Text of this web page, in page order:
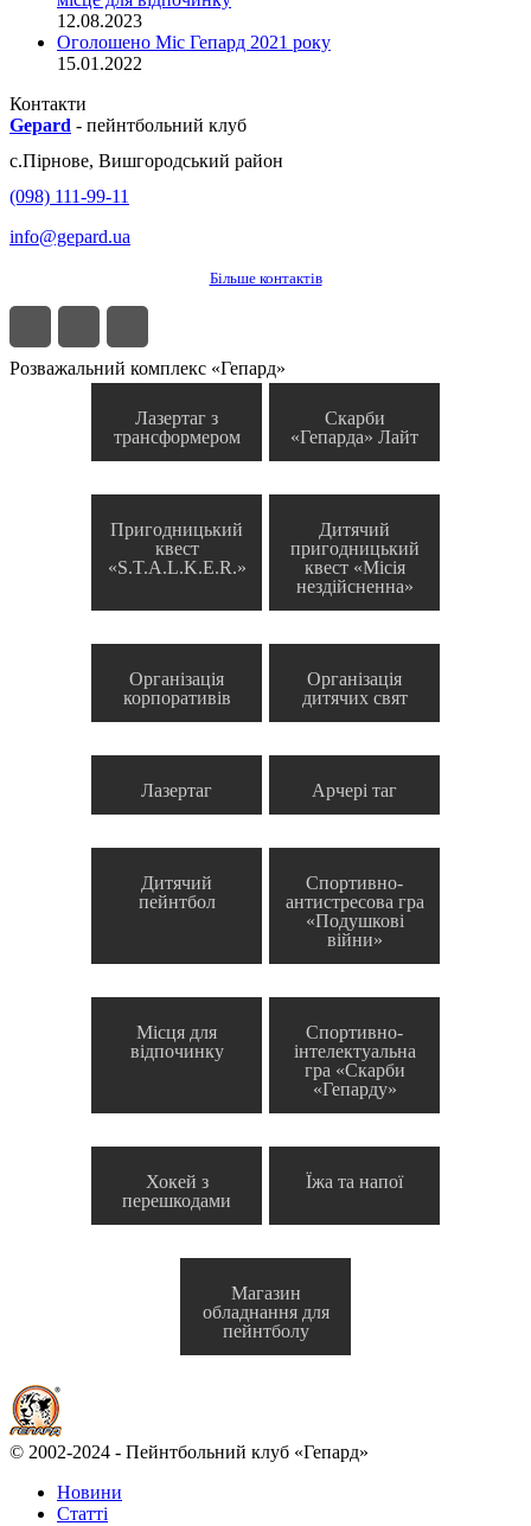
12.08.2023
Оголошено Міс Гепард 2021 року
15.01.2022
Контакти
Gepard - пейнтбольний клуб
с.Пірнове, Вишгородський район
(098) 111-99-11
info@gepard.ua
Більше контактів
Розважальний комплекс «Гепард»
Лазертаг з
трансформером
Скарби
«Гепарда» Лайт
Пригодницький
квест
«S.T.A.L.K.E.R.»
Дитячий
пригодницький
квест «Місія
нездійсненна»
Організація
корпоративів
Організація
дитячих свят
Лазертаг Арчері таг
Дитячий
пейнтбол
Спортивно-
антистресова гра
«Подушкові
війни»
Місця для
відпочинку
Спортивно-
інтелектуальна
гра «Скарби
«Гепарду»
Хокей з
перешкодами
Їжа та напої
Магазин
обладнання для
пейнтболу
© 2002-2024 - Пейнтбольний клуб «Гепард»
Новини
Статті